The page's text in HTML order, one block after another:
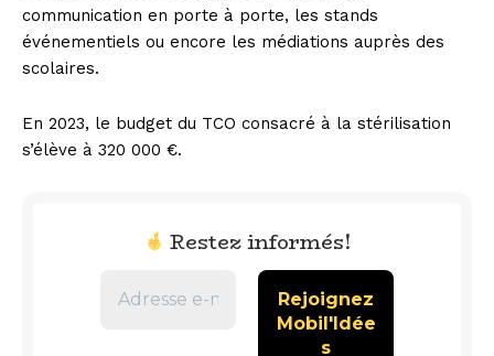
communication en porte à porte, les stands
événementiels ou encore les médiations auprès des
scolaires.
En 2023, le budget du TCO consacré à la stérilisation
s’élève à 320 000 €.
Restez informés!